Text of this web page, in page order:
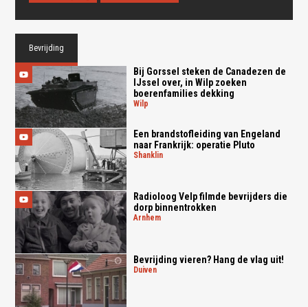
Bevrijding
Bij Gorssel steken de Canadezen de
IJssel over, in Wilp zoeken
boerenfamilies dekking
wilp
Een brandstofleiding van Engeland
naar Frankrijk: operatie Pluto
shanklin
Radioloog Velp filmde bevrijders die
dorp binnentrokken
arnhem
Bevrijding vieren? Hang de vlag uit!
duiven